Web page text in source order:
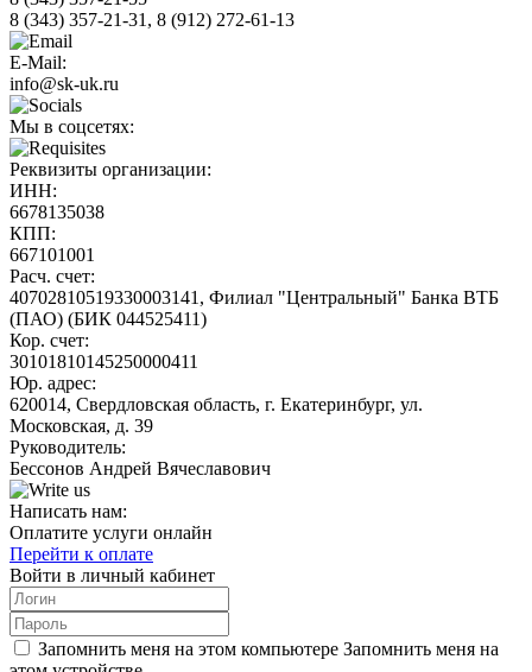
8 (343) 357-21-31, 8 (912) 272-61-13
E-Mail:
info@sk-uk.ru
Мы в соцсетях:
Реквизиты организации:
ИНН:
6678135038
КПП:
667101001
Расч. счет:
40702810519330003141, Филиал "Центральный" Банка ВТБ
(ПАО) (БИК 044525411)
Кор. счет:
30101810145250000411
Юр. адрес:
620014, Свердловская область, г. Екатеринбург, ул.
Московская, д. 39
Руководитель:
Бессонов Андрей Вячеславович
Написать нам:
Оплатите услуги онлайн
Перейти к оплате
Войти в личный кабинет
Запомнить меня на этом компьютере Запомнить меня на